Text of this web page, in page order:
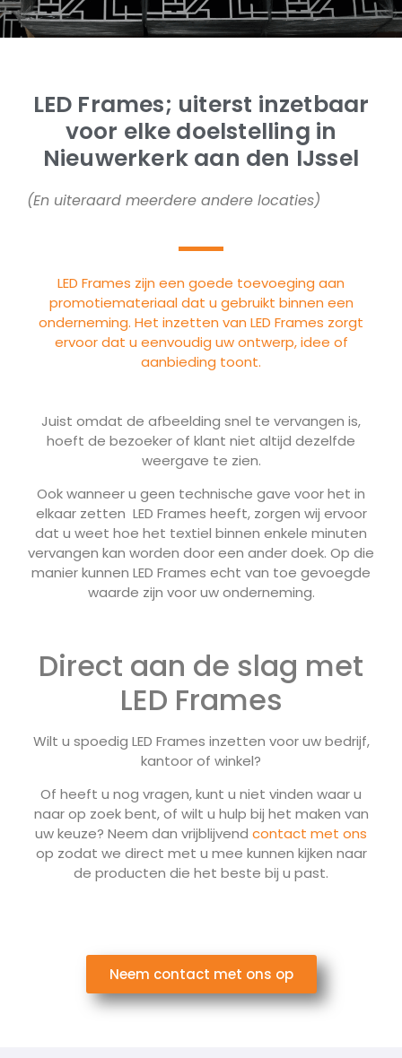
LED Frames; uiterst inzetbaar
voor elke doelstelling in
Nieuwerkerk aan den IJssel
(En uiteraard meerdere andere locaties)
LED Frames zijn een goede toevoeging aan
promotiemateriaal dat u gebruikt binnen een
onderneming. Het inzetten van LED Frames zorgt
ervoor dat u eenvoudig uw ontwerp, idee of
aanbieding toont.
Juist omdat de afbeelding snel te vervangen is,
hoeft de bezoeker of klant niet altijd dezelfde
weergave te zien.
Ook wanneer u geen technische gave voor het in
elkaar zetten LED Frames heeft, zorgen wij ervoor
dat u weet hoe het textiel binnen enkele minuten
vervangen kan worden door een ander doek. Op die
manier kunnen LED Frames echt van toe gevoegde
waarde zijn voor uw onderneming.
Direct aan de slag met
LED Frames
Wilt u spoedig LED Frames inzetten voor uw bedrijf,
kantoor of winkel?
Of heeft u nog vragen, kunt u niet vinden waar u
naar op zoek bent, of wilt u hulp bij het maken van
uw keuze? Neem dan vrijblijvend contact met ons
op zodat we direct met u mee kunnen kijken naar
de producten die het beste bij u past.
Neem contact met ons op